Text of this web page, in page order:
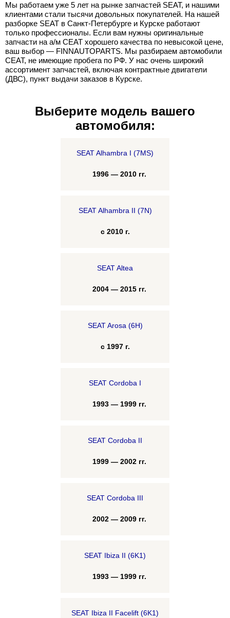
Мы работаем уже 5 лет на рынке запчастей SEAT, и нашими
клиентами стали тысячи довольных покупателей. На нашей
разборке SEAT в Санкт-Петербурге и Курске работают
только профессионалы. Если вам нужны оригинальные
запчасти на а/м СЕАТ хорошего качества по невысокой цене,
ваш выбор — FINNAUTOPARTS. Мы разбираем автомобили
СЕАТ, не имеющие пробега по РФ. У нас очень широкий
ассортимент запчастей, включая контрактные двигатели
(ДВС), пункт выдачи заказов в Курске.
Выберите модель вашего
автомобиля:
SEAT Alhambra I (7MS)
1996 — 2010 гг.
SEAT Alhambra II (7N)
с 2010 г.
SEAT Altea
2004 — 2015 гг.
SEAT Arosa (6H)
с 1997 г.
SEAT Cordoba I
1993 — 1999 гг.
SEAT Cordoba II
1999 — 2002 гг.
SEAT Cordoba III
2002 — 2009 гг.
SEAT Ibiza II (6K1)
1993 — 1999 гг.
SEAT Ibiza II Facelift (6K1)